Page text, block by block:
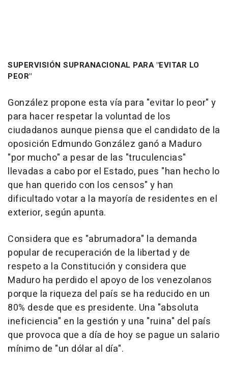
SUPERVISIÓN SUPRANACIONAL PARA "EVITAR LO
PEOR"
González propone esta vía para "evitar lo peor" y
para hacer respetar la voluntad de los
ciudadanos aunque piensa que el candidato de la
oposición Edmundo González ganó a Maduro
"por mucho" a pesar de las "truculencias"
llevadas a cabo por el Estado, pues "han hecho lo
que han querido con los censos" y han
dificultado votar a la mayoría de residentes en el
exterior, según apunta.
Considera que es "abrumadora" la demanda
popular de recuperación de la libertad y de
respeto a la Constitución y considera que
Maduro ha perdido el apoyo de los venezolanos
porque la riqueza del país se ha reducido en un
80% desde que es presidente. Una "absoluta
ineficiencia" en la gestión y una "ruina" del país
que provoca que a día de hoy se pague un salario
mínimo de "un dólar al día".